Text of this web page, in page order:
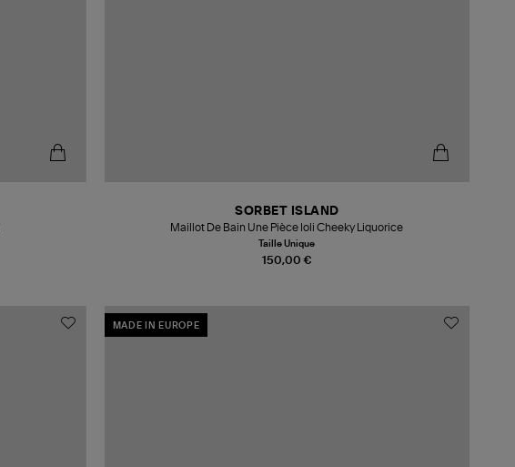
150,00 €
SORBET ISLAND
Maillot De Bain Une Pièce Ioli Cheeky Liquorice
Taille Unique
MADE IN EUROPE